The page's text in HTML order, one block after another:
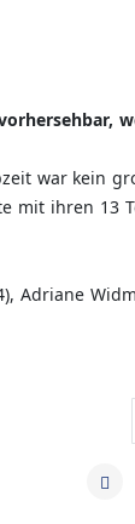
war kein
mit ihren 13
Adriane